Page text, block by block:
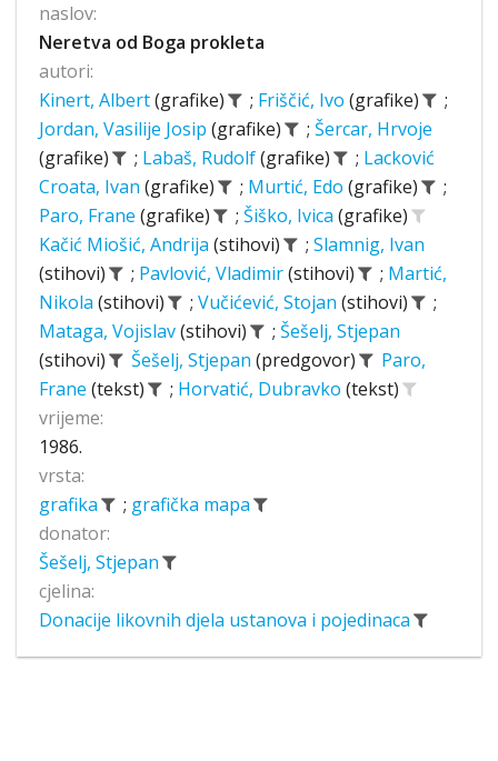
naslov:
Neretva od Boga prokleta
autori:
Kinert, Albert(grafike) ; Friščić, Ivo (grafike)
;
Jordan, Vasilije Josip (grafike) ; Šercar, Hrvoje
(grafike)
; Labaš, Rudolf(grafike) ; Lacković
Croata, Ivan (grafike) ; Murtić, Edo (grafike)
;
Paro, Frane (grafike) ; Šiško, Ivica (grafike)
Kačić Miošić, Andrija (stihovi) ; Slamnig, Ivan
(stihovi)
; Pavlović, Vladimir(stihovi) ; Martić,
Nikola (stihovi) ; Vučićević, Stojan (stihovi)
;
Mataga, Vojislav(stihovi) ; Šešelj, Stjepan
(stihovi)
Šešelj, Stjepan (predgovor)
Paro,
Frane (tekst) ; Horvatić, Dubravko (tekst)
vrijeme:
1986.
vrsta:
grafika
; grafička mapa
donator:
Šešelj, Stjepan
cjelina:
Donacije likovnih djela ustanova i pojedinaca